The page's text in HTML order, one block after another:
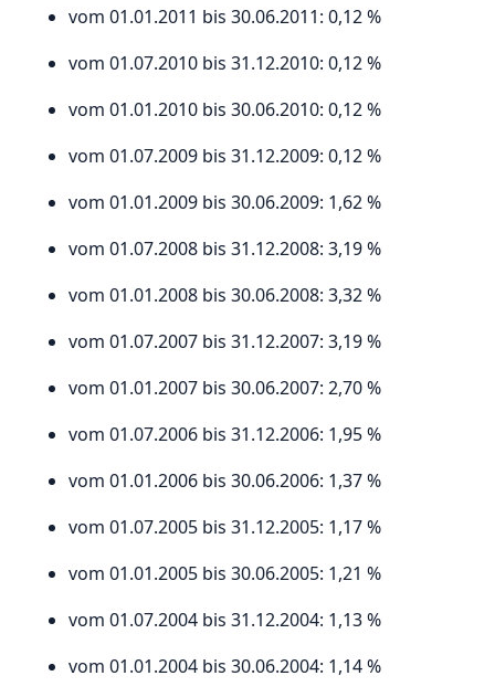
vom 01.01.2011 bis 30.06.2011: 0,12 %
vom 01.07.2010 bis 31.12.2010: 0,12 %
vom 01.01.2010 bis 30.06.2010: 0,12 %
vom 01.07.2009 bis 31.12.2009: 0,12 %
vom 01.01.2009 bis 30.06.2009: 1,62 %
vom 01.07.2008 bis 31.12.2008: 3,19 %
vom 01.01.2008 bis 30.06.2008: 3,32 %
vom 01.07.2007 bis 31.12.2007: 3,19 %
vom 01.01.2007 bis 30.06.2007: 2,70 %
vom 01.07.2006 bis 31.12.2006: 1,95 %
vom 01.01.2006 bis 30.06.2006: 1,37 %
vom 01.07.2005 bis 31.12.2005: 1,17 %
vom 01.01.2005 bis 30.06.2005: 1,21 %
vom 01.07.2004 bis 31.12.2004: 1,13 %
vom 01.01.2004 bis 30.06.2004: 1,14 %